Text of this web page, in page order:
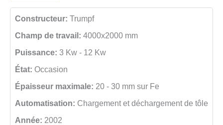
Constructeur: Trumpf
Champ de travail: 4000x2000 mm
Puissance: 3 Kw - 12 Kw
État: Occasion
Épaisseur maximale: 20 - 30 mm sur Fe
Automatisation: Chargement et déchargement de tôle
Année: 2002